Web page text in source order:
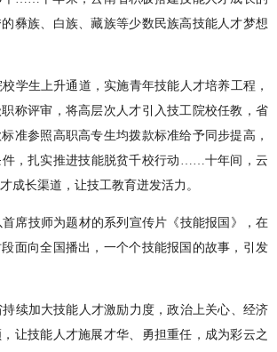
彝族、白族、藏族等少数民族高技能人才梦想
生上升通道，实施青年技能人才培养工程，
称评审，将高层次人才引入技工院校任教，省
准参照高职高专生均拨款标准给予同步提高，
件，扎实推进技能脱贫千校行动……十年间，云
成长渠道，让技工教育迸发活力。
技师为题材的系列宣传片《技能报国》，在
面向全国播出，一个个技能报国的故事，引发
加大技能人才激励力度，政治上关心、经济
让技能人才施展才华、勇担重任，成为彩云之